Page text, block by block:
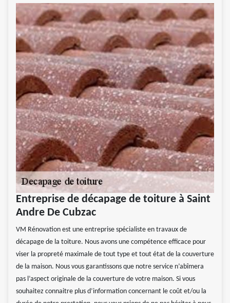
Entreprise de décapage de toiture à Saint
Andre De Cubzac
VM Rénovation est une entreprise spécialiste en travaux de
décapage de la toiture. Nous avons une compétence efficace pour
viser la propreté maximale de tout type et tout état de la couverture
de la maison. Nous vous garantissons que notre service n’abîmera
pas l’aspect originale de la couverture de votre maison. Si vous
souhaitez connaitre plus d’information concernant le coût et/ou la